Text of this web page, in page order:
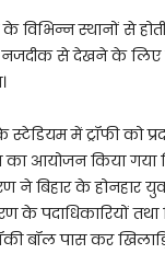
विभिन्न स्थानों से
नजदीक से देखने के
में ट्रॉफी को
का आयोजन किया
बिहार के होनहार युवा
के पदाधिकारियों
बॉल पास कर